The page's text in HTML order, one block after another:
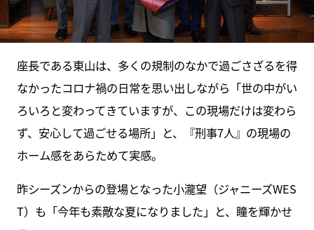
座長である東山は、多くの規制のなかで過ごさざるを得
なかったコロナ禍の日常を思い出しながら「世の中がい
ろいろと変わってきていますが、この現場だけは変わら
ず、安心して過ごせる場所」と、『刑事7人』の現場の
ホーム感をあらためて実感。
昨シーズンからの登場となった小瀧望（ジャニーズWES
T）も「今年も素敵な夏になりました」と、瞳を輝かせ